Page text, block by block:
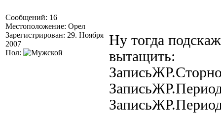
Сообщений: 16
Местоположение: Орел
Зарегистрирован: 29. Ноября
2007
Пол:
Ну тогда
вытащить: